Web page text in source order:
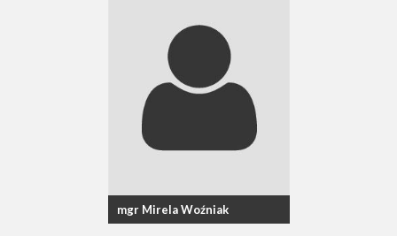
mgr Mirela Woźniak